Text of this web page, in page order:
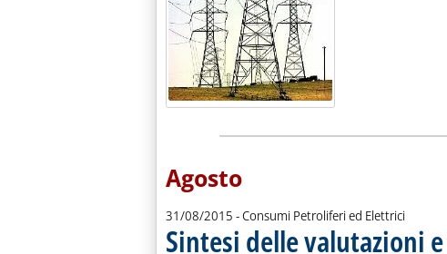
Agosto
31/08/2015 - Consumi Petroliferi ed Elettrici
Sintesi delle valutazioni